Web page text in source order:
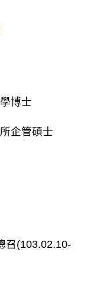
博士
企管碩士
召(103.02.10-